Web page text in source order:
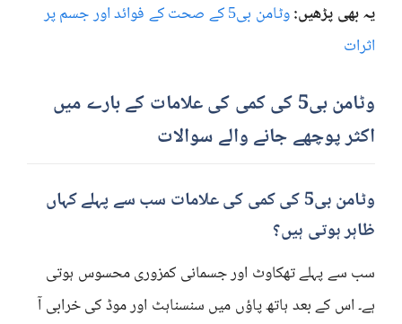
یہ بھی پڑھیں:
وٹامن بی5 کے صحت کے فوائد اور جسم پر
اثرات
وٹامن بی5 کی کمی کی علامات کے بارے میں
اکثر پوچھے جانے والے سوالات
وٹامن بی5 کی کمی کی علامات سب سے پہلے کہاں
ظاہر ہوتی ہیں؟
سب سے پہلے تھکاوٹ اور جسمانی کمزوری محسوس ہوتی
ہے۔ اس کے بعد ہاتھ پاؤں میں سنسناہٹ اور موڈ کی خرابی آ